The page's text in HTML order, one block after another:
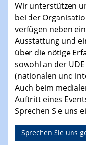
Wir unterstützen
bei der
verfügen neben
Ausstattung und
über die nötige
sowohl an der
(nationalen und
Auch beim
Auftritt eines
Sprechen Sie uns
Sprechen Sie uns